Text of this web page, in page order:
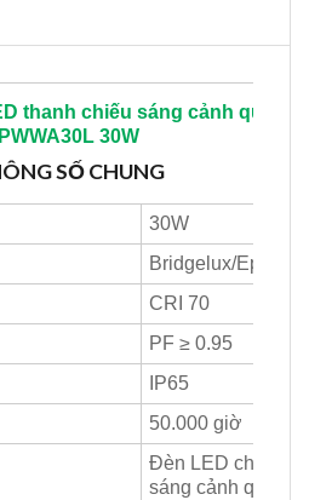
thanh chiếu sáng cảnh quan
PWWA30L 30W
SỐ CHUNG
30W
Bridgelux/Epistar
CRI 70
PF ≥ 0.95
IP65
50.000 giờ
Đèn LED chiếu
sáng cảnh quan